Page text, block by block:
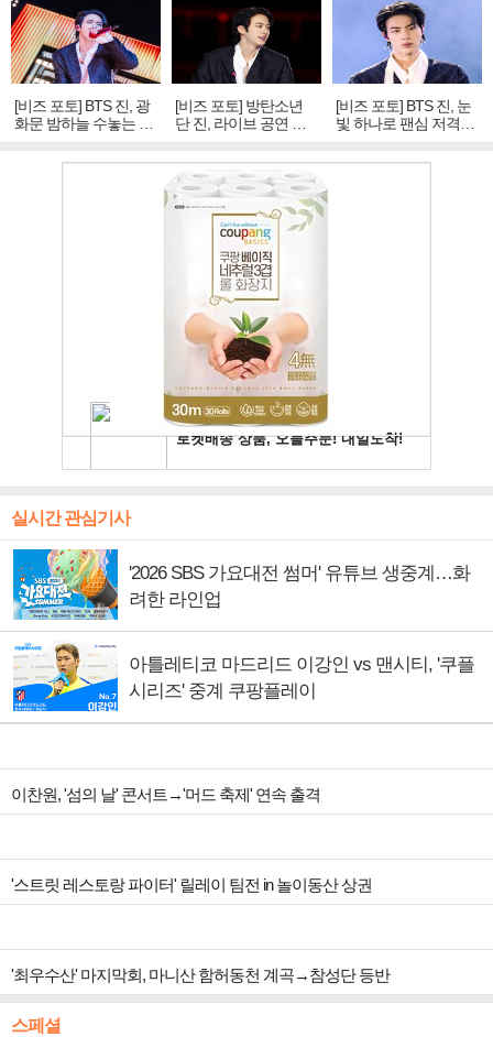
[비즈 포토] BTS 진, 광
화문 밤하늘 수놓는 '비
주얼 킹'의 열창
[비즈 포토] 방탄소년
단 진, 라이브 공연 중
빛나는 독보적 아우라
[비즈 포토] BTS 진, 눈
빛 하나로 팬심 저격…
독보적 카리스마
실시간 관심기사
'2026 SBS 가요대전 썸머' 유튜브 생중계…화
려한 라인업
아틀레티코 마드리드 이강인 vs 맨시티, '쿠플
시리즈' 중계 쿠팡플레이
이찬원, '섬의 날' 콘서트→'머드 축제' 연속 출격
'스트릿 레스토랑 파이터' 릴레이 팀전 in 놀이동산 상권
'최우수산' 마지막회, 마니산 함허동천 계곡→참성단 등반
스페셜